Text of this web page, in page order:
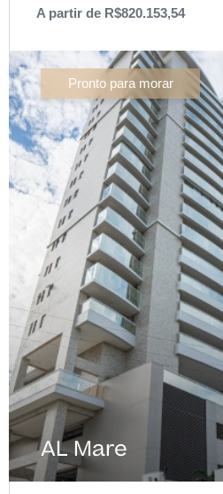
A partir de R$820.153,54
Pronto para morar
AL Mare